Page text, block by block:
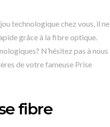
technologique chez vous, il ne
grâce à la fibre optique.
N’hésitez pas à nous
de votre fameuse Prise
fibre